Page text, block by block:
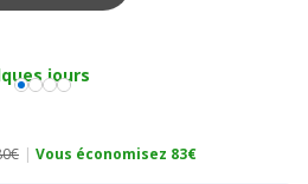
jours
| Vous économisez 83€